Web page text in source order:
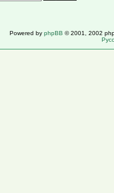
Powered by phpBB © 2001, 2002